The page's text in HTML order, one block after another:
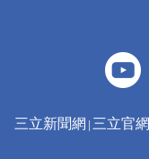
三立新聞網 三立官網